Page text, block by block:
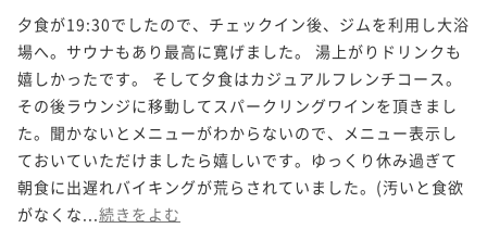
夕食が19:30でしたので、チェックイン後、ジムを利用し大浴
場へ。サウナもあり最高に寛げました。 湯上がりドリンクも
嬉しかったです。 そして夕食はカジュアルフレンチコース。
その後ラウンジに移動してスパークリングワインを頂きまし
た。聞かないとメニューがわからないので、メニュー表示し
ておいていただけましたら嬉しいです。ゆっくり休み過ぎて
朝食に出遅れバイキングが荒らされていました。(汚いと食欲
がなくな... 続きをよむ